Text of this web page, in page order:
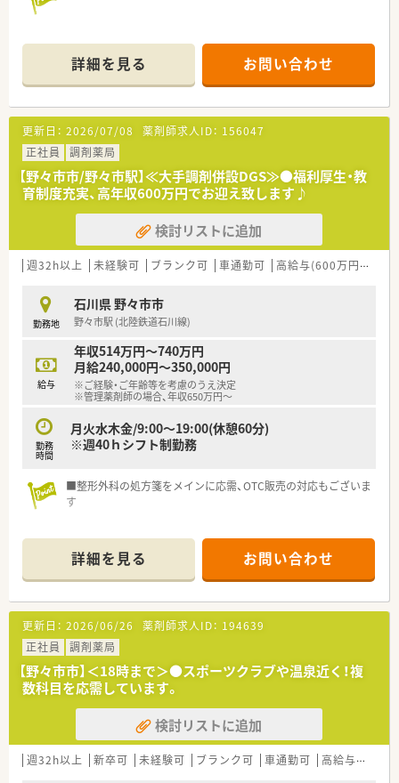
詳細を見る お問い合わせ
更新日： 2026/07/08 薬剤師求人ID： 156047
正社員
調剤薬局
【野々市市/野々市駅】≪大手調剤併設DGS≫●福利厚生・教
育制度充実、高年収600万円でお迎え致します♪
検討リストに追加
週32h以上 未経験可 ブランク可 車通勤可 高給与(600万円以上)
勤務地
石川県 野々市市
野々市駅 (北陸鉄道石川線)
給与
年収514万円～740万円
月給240,000円～350,000円
※ご経験・ご年齢等を考慮のうえ決定
※管理薬剤師の場合、年収650万円～
勤務
時間
月火水木金/9:00～19:00(休憩60分)
※週40ｈシフト制勤務
■整形外科の処方箋をメインに応需、OTC販売の対応もございま
す
詳細を見る お問い合わせ
更新日： 2026/06/26 薬剤師求人ID： 194639
正社員
調剤薬局
【野々市市】＜18時まで＞●スポーツクラブや温泉近く！複
数科目を応需しています。
検討リストに追加
週32h以上 新卒可 未経験可 ブランク可 車通勤可 高給与(600万円以上)